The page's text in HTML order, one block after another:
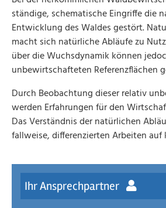
ständige, schematische Eingriffe die
Entwicklung des Waldes gestört.
macht sich natürliche Abläufe zu
über die Wuchsdynamik können
unbewirtschafteten Referenzflächen
Durch Beobachtung dieser relativ
werden Erfahrungen für den
Das Verständnis der natürlichen
fallweise, differenzierten Arbeiten auf
Ihr Ansprechpartner